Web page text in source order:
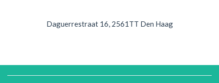
Daguerrestraat 16, 2561TT Den Haag